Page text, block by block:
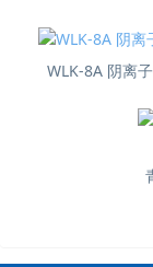
WLK-8A 阴离